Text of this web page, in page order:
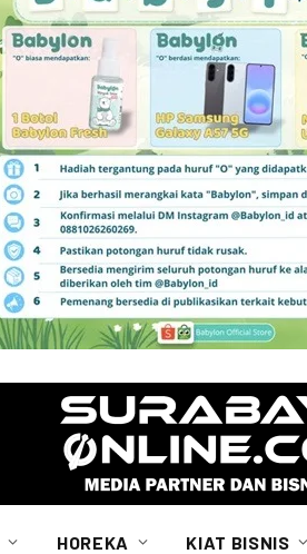
HOREKA KIAT BISNIS